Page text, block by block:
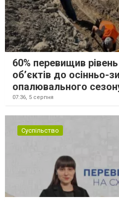
60% перевищив
об’єктів до осінньо-
опалювального
07:36, 5 серпня
Суспільство